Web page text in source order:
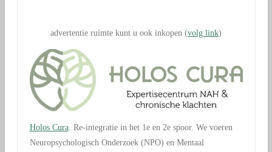
advertentie ruimte kunt u ook inkopen (volg link)
Holos Cura. Re-integratie in het 1e en 2e spoor. We voeren
Neuropsychologisch Onderzoek (NPO) en Mentaal